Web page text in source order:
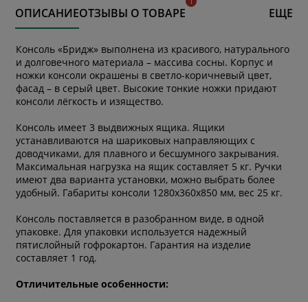
ОПИСАНИЕОТЗЫВЫ О ТОВАРЕ ЕЩЕ
Консоль «Бридж» выполнена из красивого, натурального
и долговечного материала – массива сосны. Корпус и
ножки консоли окрашены в светло-коричневый цвет,
фасад – в серый цвет. Высокие тонкие ножки придают
консоли лёгкость и изящество.
Консоль имеет 3 выдвижных ящика. Ящики
устанавливаются на шариковых направляющих с
доводчиками, для плавного и бесшумного закрывания.
Максимальная нагрузка на ящик составляет 5 кг. Ручки
имеют два варианта установки, можно выбрать более
удобный. Габариты консоли 1280х360х850 мм, вес 25 кг.
Консоль поставляется в разобранном виде, в одной
упаковке. Для упаковки используется надежный
пятислойный гофрокартон. Гарантия на изделие
составляет 1 год.
Отличительные особенности: